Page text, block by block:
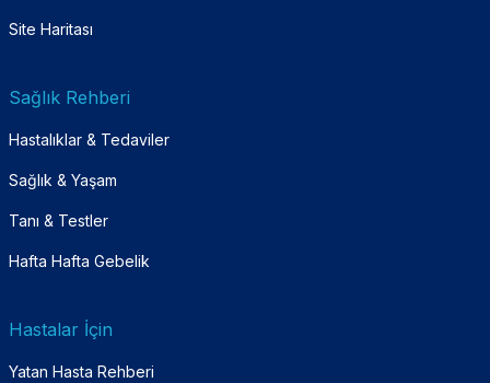
Site Haritası
Sağlık Rehberi
Hastalıklar & Tedaviler
Sağlık & Yaşam
Tanı & Testler
Hafta Hafta Gebelik
Hastalar İçin
Yatan Hasta Rehberi